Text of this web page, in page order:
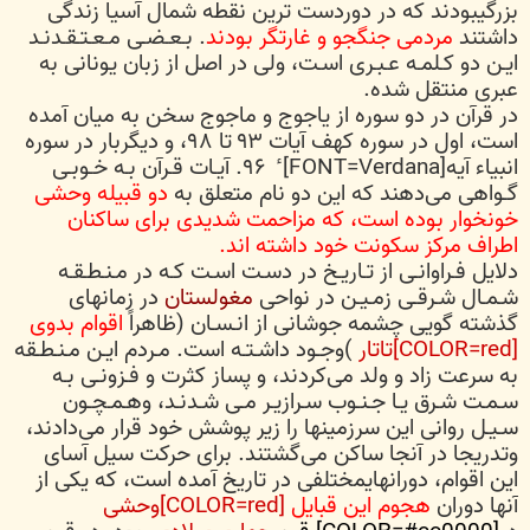
بزرگیبودند که در دوردست ترین نقطه شمال آسیا زندگی
داشتندمردمی جنگجو و غارتگر بودند. بـعـضـی مـعـتـقـدنـد
ایـن دو کـلمـه عـبـری اسـت، ولی در اصل از زبان یونانی به
عبری منتقل شده.
در قرآن در دو سوره از یاجوج و ماجوج سخن به میان آمده
است، اول در سوره کهف آیات ۹۳ تا ۹۸، و دیگربار در سوره
انبیاء آیه[FONT=Verdana] ٔ ۹۶. آیـات قـرآن بـه خـوبـی
گـواهی می‌دهند که این دو نام متعلق به دو قبیله وحشی
خونخوار بوده است، که مزاحمت شدیدی برای ساکنان
اطراف مرکز سکونت خود داشته اند.
دلایل فـراوانـی از تـاریـخ در دسـت اسـت کـه در مـنـطـقـه
شـمـال شـرقـی زمـیـن در نواحی مغولستاندر زمانهای
گذشته گویی چشمه جوشانی از انـسـان (ظاهراًاقوام بدوی
)وجـود داشـتـه است. مـردم ایـن مـنـطـقه
به سرعت زاد و ولد می‌کردند، و پساز کثرت و فـزونـی بـه
سـمـت شـرق یـا جـنـوب سـرازیـر مـی شـدنـد، وهـمـچـون
سـیـل روانی این سرزمینها را زیر پوشش خود قرار می‌دادند،
وتدریجا در آنجا ساکن می‌گشتند. برای حرکت سیل آسای
این اقوام، دورانهایمختلفی در تاریخ آمده است، که یکی از
آنها دوران هجوم این قبایل